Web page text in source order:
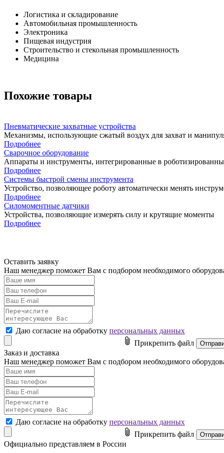
Логистика и складирование
Автомобильная промышленность
Электроника
Пищевая индустрия
Строительство и стекольная промышленность
Медицина
Похожие товары
Пневматические захватные устройства
Механизмы, использующие сжатый воздух для захват и
Подробнее
Сварочное оборудование
Аппараты и инструменты, интегрированные в
Подробнее
Системы быстрой смены инструмента
Устройство, позволяющее роботу автоматически менять
Подробнее
Силомоментные датчики
Устройства, позволяющие измерять силу и крутящие моменты
Подробнее
Оставить заявку
Наш менеджер поможет Вам с подбором необходимого
Даю согласие на обработку персональных данных
Прикрепить файл
Заказ и доставка
Наш менеджер поможет Вам с подбором необходимого
Даю согласие на обработку персональных данных
Прикрепить файл
Официально представляем в России